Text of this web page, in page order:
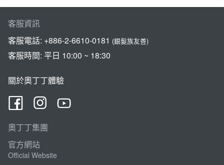
客服資訊
客服電話: +886-2-6610-0181 (銀髮族友善)
客服時間: 平日 10:00 ~ 18:30
關於奧丁丁體驗
奧丁丁集團
官方網站
Official Website